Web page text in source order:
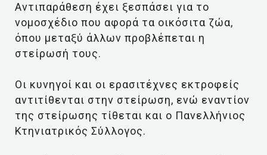
Αντιπαράθεση έχει ξεσπάσει για το
νομοσχέδιο που αφορά τα οικόσιτα ζώα,
όπου μεταξύ άλλων προβλέπεται η
στείρωσή τους.
Οι κυνηγοί και οι ερασιτέχνες εκτροφείς
αντιτίθενται στην στείρωση, ενώ εναντίον
της στείρωσης τίθεται και ο Πανελλήνιος
Κτηνιατρικός Σύλλογος.